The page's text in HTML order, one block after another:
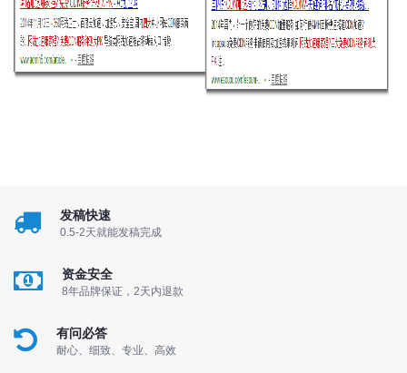
发稿快速
0.5-2天就能发稿完成
资金安全
8年品牌保证，2天内退款
有问必答
耐心、细致、专业、高效